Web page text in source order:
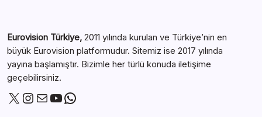
Eurovision Türkiye, 2011 yılında kurulan ve Türkiye’nin en
büyük Eurovision platformudur. Sitemiz ise 2017 yılında
yayına başlamıştır. Bizimle her türlü konuda iletişime
geçebilirsiniz.